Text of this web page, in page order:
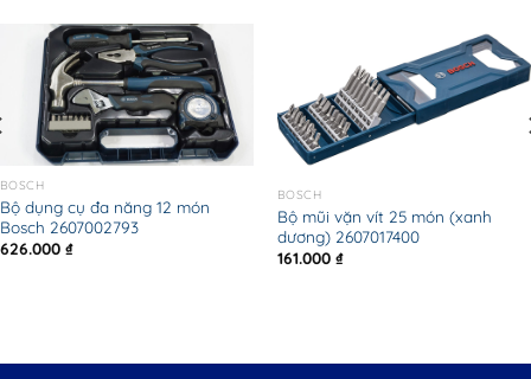
BOSCH
Bộ dụng cụ đa năng 12 món
Bosch 2607002793
626.000 ₫
BOSCH
Bộ mũi vặn vít 25 món (xanh
dương) 2607017400
161.000 ₫